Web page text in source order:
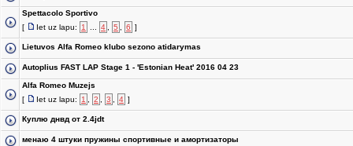
Spettacolo Sportivo
[
Iet uz lapu: 1 4 5 6 ]
Lietuvos Alfa Romeo klubo sezono atidarymas
Autoplius FAST LAP Stage 1 - 'Estonian Heat' 2016 04 23
Alfa Romeo Muzejs
[
Iet uz lapu: 1 2 3 4 ]
Куплю днвд от 2.4jdt
менаю 4 штуки пружины спортивные и амортизаторы